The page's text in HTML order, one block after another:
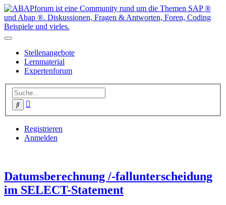
Stellenangebote
Lernmaterial
Expertenforum
Suche
Registrieren
Anmelden
Datumsberechnung /-fallunterscheidung
im SELECT-Statement